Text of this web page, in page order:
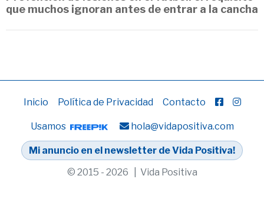
que muchos ignoran antes de entrar a la cancha
Inicio Política de Privacidad Contacto
Usamos hola@vidapositiva.com
Mi anuncio en el newsletter de Vida Positiva!
© 2015 - 2026 | Vida Positiva